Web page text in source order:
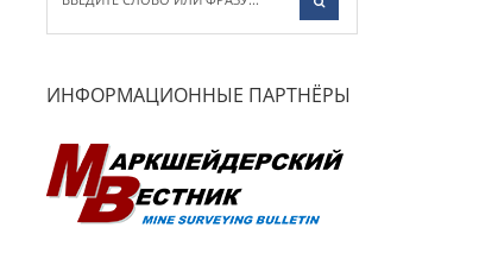
ИНФОРМАЦИОННЫЕ ПАРТНЁРЫ